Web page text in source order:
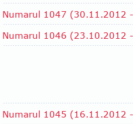
Numarul 1047 (30.11.2012
Numarul 1046 (23.10.2012
Numarul 1045 (16.11.2012